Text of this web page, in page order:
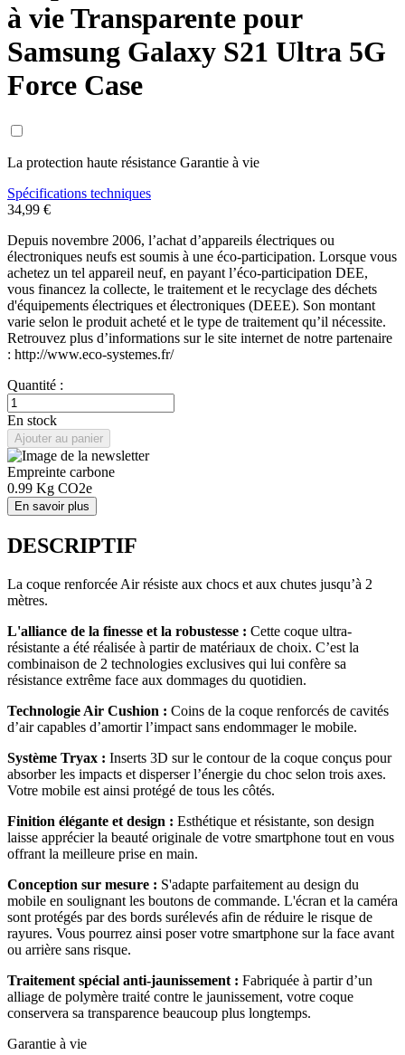
à vie Transparente pour
Samsung Galaxy S21 Ultra 5G
Force Case
La protection haute résistance Garantie à vie
Spécifications techniques
34,99 €
Depuis novembre 2006, l’achat d’appareils électriques ou
électroniques neufs est soumis à une éco-participation. Lorsque vous
achetez un tel appareil neuf, en payant l’éco-participation DEE,
vous financez la collecte, le traitement et le recyclage des déchets
d'équipements électriques et électroniques (DEEE). Son montant
varie selon le produit acheté et le type de traitement qu’il nécessite.
Retrouvez plus d’informations sur le site internet de notre partenaire
: http://www.eco-systemes.fr/
Quantité :
En stock
Ajouter au panier
Empreinte carbone
0.99 Kg CO2e
En savoir plus
DESCRIPTIF
La coque renforcée Air résiste aux chocs et aux chutes jusqu’à 2
mètres.
L'alliance de la finesse et la robustesse : Cette coque ultra-
résistante a été réalisée à partir de matériaux de choix. C’est la
combinaison de 2 technologies exclusives qui lui confère sa
résistance extrême face aux dommages du quotidien.
Technologie Air Cushion : Coins de la coque renforcés de cavités
d’air capables d’amortir l’impact sans endommager le mobile.
Système Tryax : Inserts 3D sur le contour de la coque conçus pour
absorber les impacts et disperser l’énergie du choc selon trois axes.
Votre mobile est ainsi protégé de tous les côtés.
Finition élégante et design : Esthétique et résistante, son design
laisse apprécier la beauté originale de votre smartphone tout en vous
offrant la meilleure prise en main.
Conception sur mesure : S'adapte parfaitement au design du
mobile en soulignant les boutons de commande. L'écran et la caméra
sont protégés par des bords surélevés afin de réduire le risque de
rayures. Vous pourrez ainsi poser votre smartphone sur la face avant
ou arrière sans risque.
Traitement spécial anti-jaunissement : Fabriquée à partir d’un
alliage de polymère traité contre le jaunissement, votre coque
conservera sa transparence beaucoup plus longtemps.
Garantie à vie